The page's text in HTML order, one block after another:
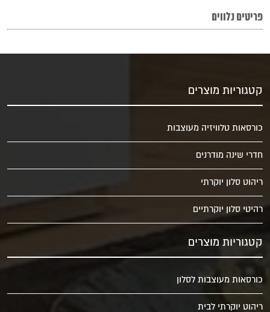
פריטים נלווים
קטגוריות מוצרים
כורסאות טלוויזיה מעוצבות
חדרי שינה מודרנים
ריהוט סלון יוקרתי
רהיטי סלון יוקרתיים
קטגוריות מוצרים
כורסאות מעוצבות לסלון
ריהוט יוקרתי לבית